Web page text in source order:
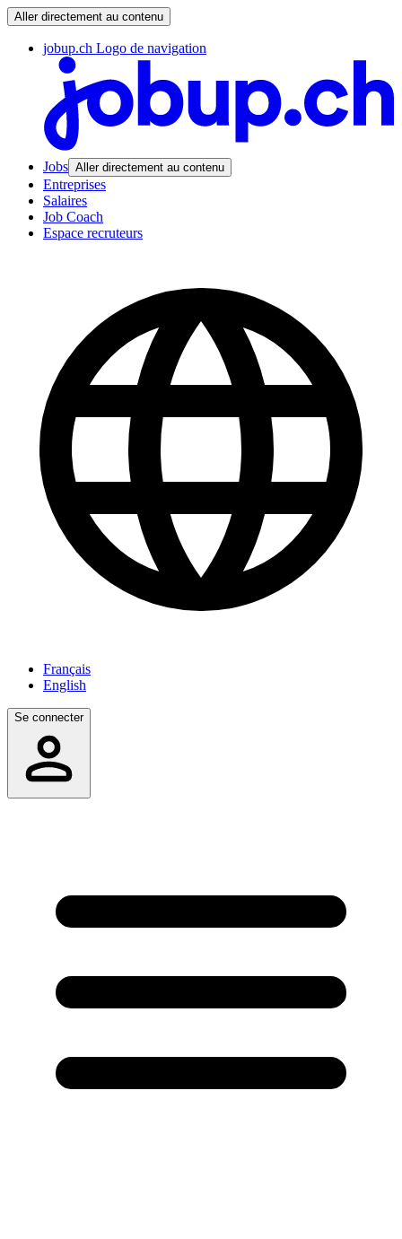
Aller directement au contenu
jobup.ch Logo de navigation
Jobs Aller directement au contenu
Entreprises
Salaires
Job Coach
Espace recruteurs
Français
English
Se connecter